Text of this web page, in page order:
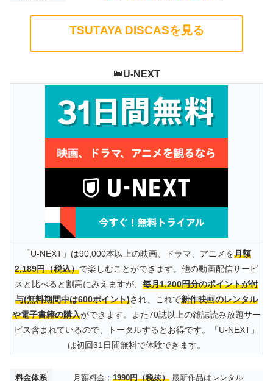
TSUTAYA DISCASを見る
👑U-NEXT
「U-NEXT」は90,000本以上の映画、ドラマ、アニメを月額
2,189円（税込）で楽しむことができます。他の動画配信サービ
スと比べると割高にみえますが、 毎月1,200円分のポイントが付
与(無料期間中は600ポイント)され、これで新作映画のレンタル
や電子書籍の購入ができます。また70誌以上の雑誌読み放題サー
ビス含まれているので、トータルするとお得です。「U-NEXT」
は初回31日間無料で体験できます。
料金体系 月額料金： 1990円（税抜）最新作品はレンタル